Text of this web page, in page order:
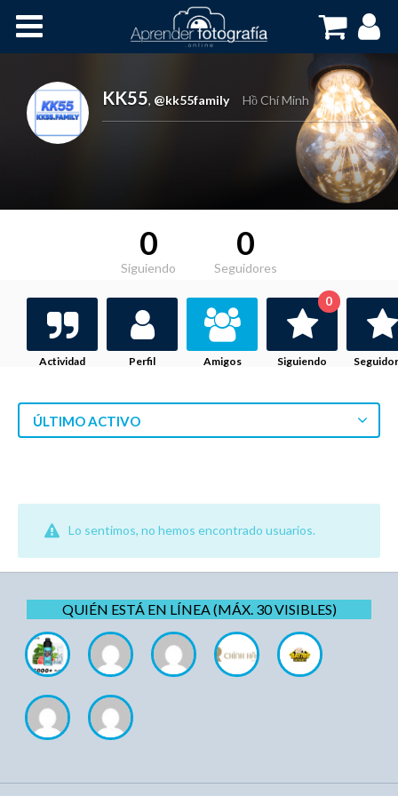
Cursos OnLine
KK55, @kk55family Hồ Chí Minh
0
Siguiendo
0
Seguidores
Actividad Perfil Amigos Siguiendo
0
ÚLTIMO ACTIVO
Lo sentimos, no hemos encontrado usuarios.
QUIÉN ESTÁ EN LÍNEA (MÁX. 30 VISIBLES)